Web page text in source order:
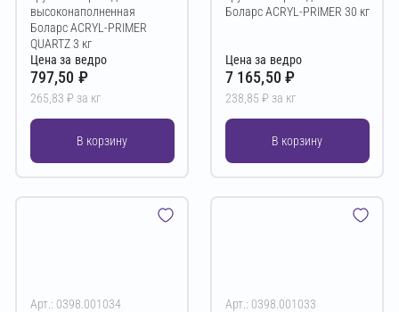
высоконаполненная
Боларс ACRYL-PRIMER
QUARTZ 3 кг
Цена за ведро
797,50 ₽
265,83 ₽ за кг
В корзину
Боларс ACRYL-PRIMER 30 кг
Цена за ведро
7 165,50 ₽
238,85 ₽ за кг
В корзину
Арт.: 0398.001034
Арт.: 0398.001033